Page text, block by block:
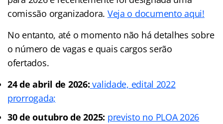
comissão organizadora. Veja o documento aqui!
No entanto, até o momento não há detalhes sobre
o número de vagas e quais cargos serão
ofertados.
24 de abril de 2026: validade, edital 2022
prorrogada;
30 de outubro de 2025: previsto no PLOA 2026